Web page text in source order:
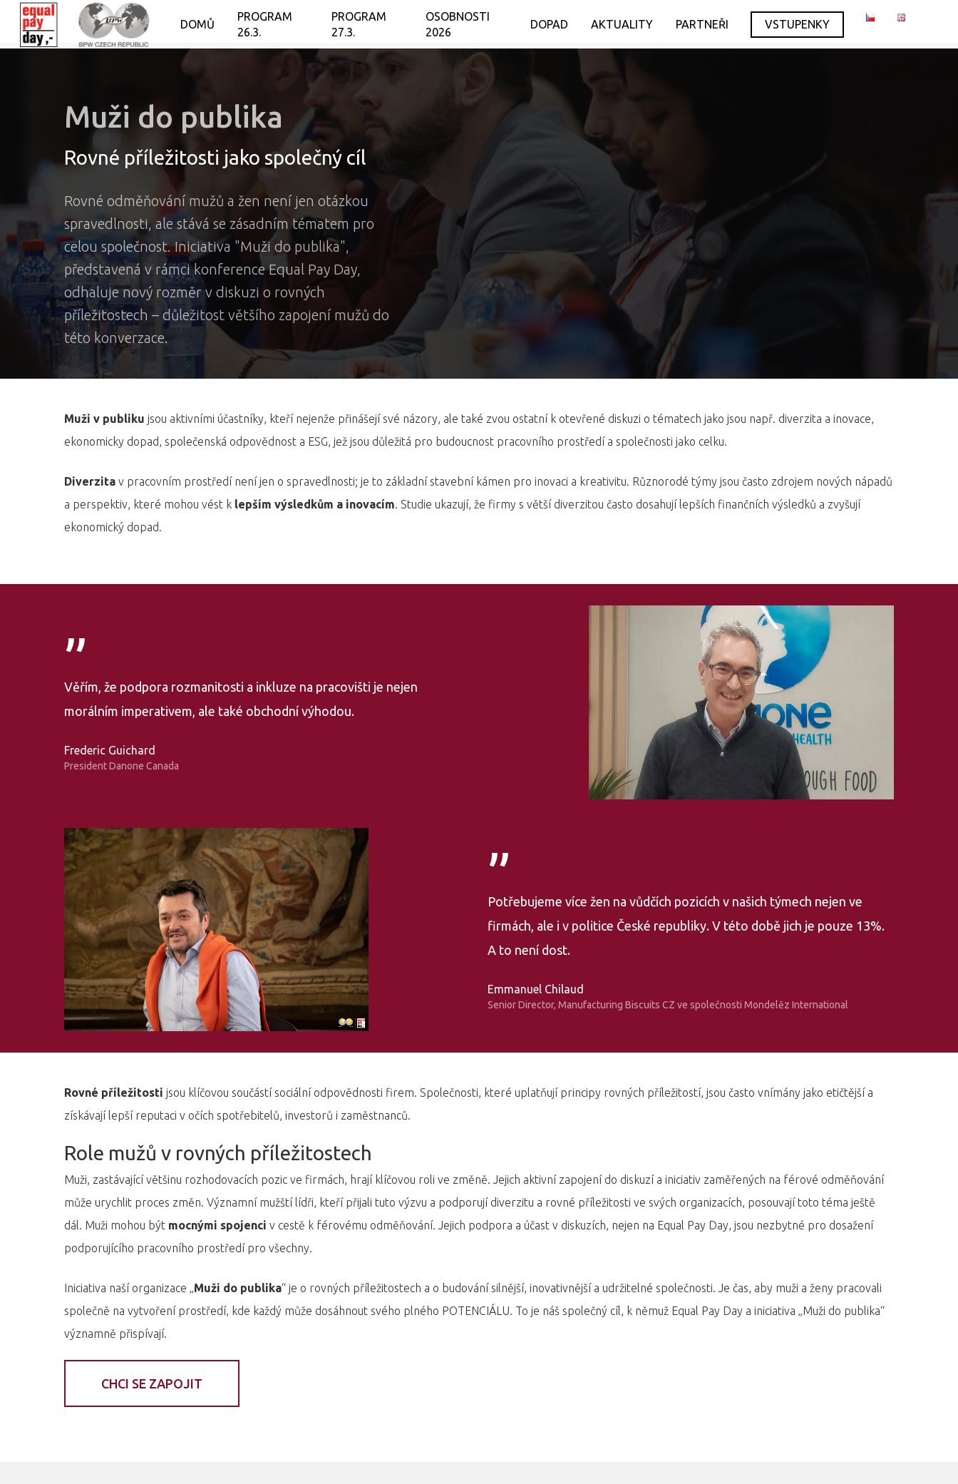
DOMŮ
PROGRAM
26.3.
PROGRAM
27.3.
OSOBNOSTI
2026
DOPAD AKTUALITY PARTNEŘI VSTUPENKY
Muži do publika
Rovné příležitosti jako společný cíl
Rovné odměňování mužů a žen není jen otázkou
spravedlnosti, ale stává se zásadním tématem pro
celou společnost. Iniciativa "Muži do publika",
představená v rámci konference Equal Pay Day,
odhaluje nový rozměr v diskuzi o rovných
příležitostech – důležitost většího zapojení mužů do
této konverzace.
Muži v publiku jsou aktivními účastníky, kteří nejenže přinášejí své názory, ale také zvou ostatní k otevřené diskuzi o tématech jako jsou např. diverzita a inovace,
ekonomicky dopad, společenská odpovědnost a ESG, jež jsou důležitá pro budoucnost pracovního prostředí a společnosti jako celku.
Diverzita v pracovním prostředí není jen o spravedlnosti; je to základní stavební kámen pro inovaci a kreativitu. Různorodé týmy jsou často zdrojem nových nápadů
a perspektiv, které mohou vést k lepším výsledkům a inovacím. Studie ukazují, že firmy s větší diverzitou často dosahují lepších finančních výsledků a zvyšují
ekonomický dopad.
”
Věřím, že podpora rozmanitosti a inkluze na pracovišti je nejen
morálním imperativem, ale také obchodní výhodou.
Frederic Guichard
President Danone Canada
”
Potřebujeme více žen na vůdčích pozicích v našich týmech nejen ve
firmách, ale i v politice České republiky. V této době jich je pouze 13%.
A to není dost.
Emmanuel Chilaud
Senior Director, Manufacturing Biscuits CZ ve společnosti Mondelēz International
Rovné příležitosti jsou klíčovou součástí sociální odpovědnosti firem. Společnosti, které uplatňují principy rovných příležitostí, jsou často vnímány jako etičtější a
získávají lepší reputaci v očích spotřebitelů, investorů i zaměstnanců.
Role mužů v rovných příležitostech
Muži, zastávající většinu rozhodovacích pozic ve firmách, hrají klíčovou roli ve změně. Jejich aktivní zapojení do diskuzí a iniciativ zaměřených na férové odměňování
může urychlit proces změn. Významní mužští lídři, kteří přijali tuto výzvu a podporují diverzitu a rovné příležitosti ve svých organizacích, posouvají toto téma ještě
dál. Muži mohou být mocnými spojenci v cestě k férovému odměňování. Jejich podpora a účast v diskuzích, nejen na Equal Pay Day, jsou nezbytné pro dosažení
podporujícího pracovního prostředí pro všechny.
Iniciativa naší organizace „Muži do publika“ je o rovných příležitostech a o budování silnější, inovativnější a udržitelné společnosti. Je čas, aby muži a ženy pracovali
společně na vytvoření prostředí, kde každý může dosáhnout svého plného POTENCIÁLU. To je náš společný cíl, k němuž Equal Pay Day a iniciativa „Muži do publika“
významně přispívají.
CHCI SE ZAPOJIT